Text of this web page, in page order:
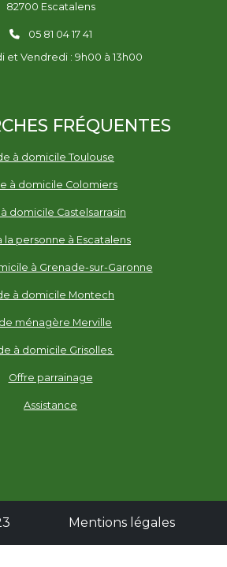
82700 Escatalens
05 81 04 17 41
et Vendredi : 9h00 à 13h00
FRÉQUENTES
à domicile Toulouse
à domicile Colomiers
domicile Castelsarrasin
la personne à Escatalens
à Grenade-sur-Garonne
à domicile Montech
ménagère Merville
à domicile Grisolles
Offre parrainage
Assistance
Mentions légales